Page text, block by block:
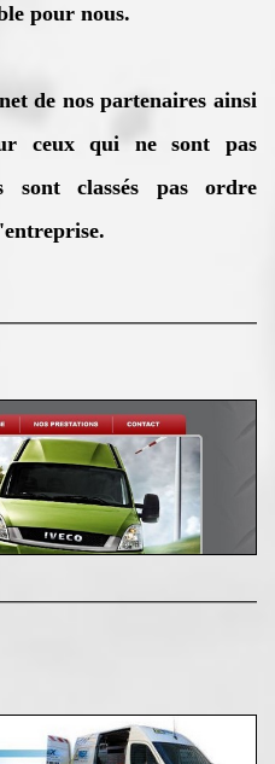
pour nous.
de nos partenaires ainsi
ceux qui ne sont pas
classés pas ordre